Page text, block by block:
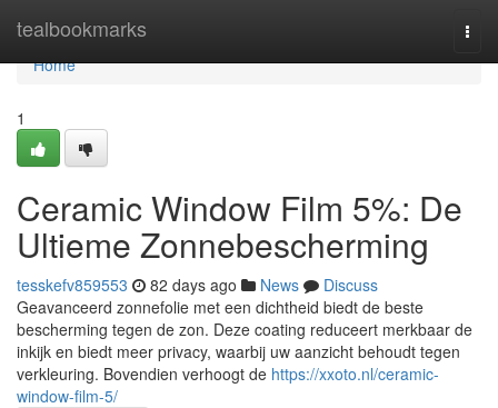
tealbookmarks
Home
Home
1
Ceramic Window Film 5%: De
Ultieme Zonnebescherming
tesskefv859553 82 days ago News
Discuss
Geavanceerd zonnefolie met een dichtheid biedt de beste
bescherming tegen de zon. Deze coating reduceert merkbaar de
inkijk en biedt meer privacy, waarbij uw aanzicht behoudt tegen
verkleuring. Bovendien verhoogt de https://xxoto.nl/ceramic-
window-film-5/